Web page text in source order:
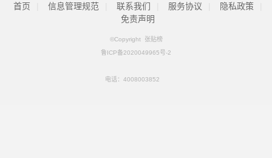
首页 信息管理规范 联系我们 服务协议 隐私政策
免责声明
©Copyright 张贴榜
鲁ICP备2020049965号-2
电话： 4008003852